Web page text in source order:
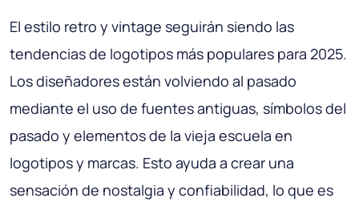
El estilo retro y vintage seguirán siendo las
tendencias de logotipos más populares para 2025.
Los diseñadores están volviendo al pasado
mediante el uso de fuentes antiguas, símbolos del
pasado y elementos de la vieja escuela en
logotipos y marcas. Esto ayuda a crear una
sensación de nostalgia y confiabilidad, lo que es